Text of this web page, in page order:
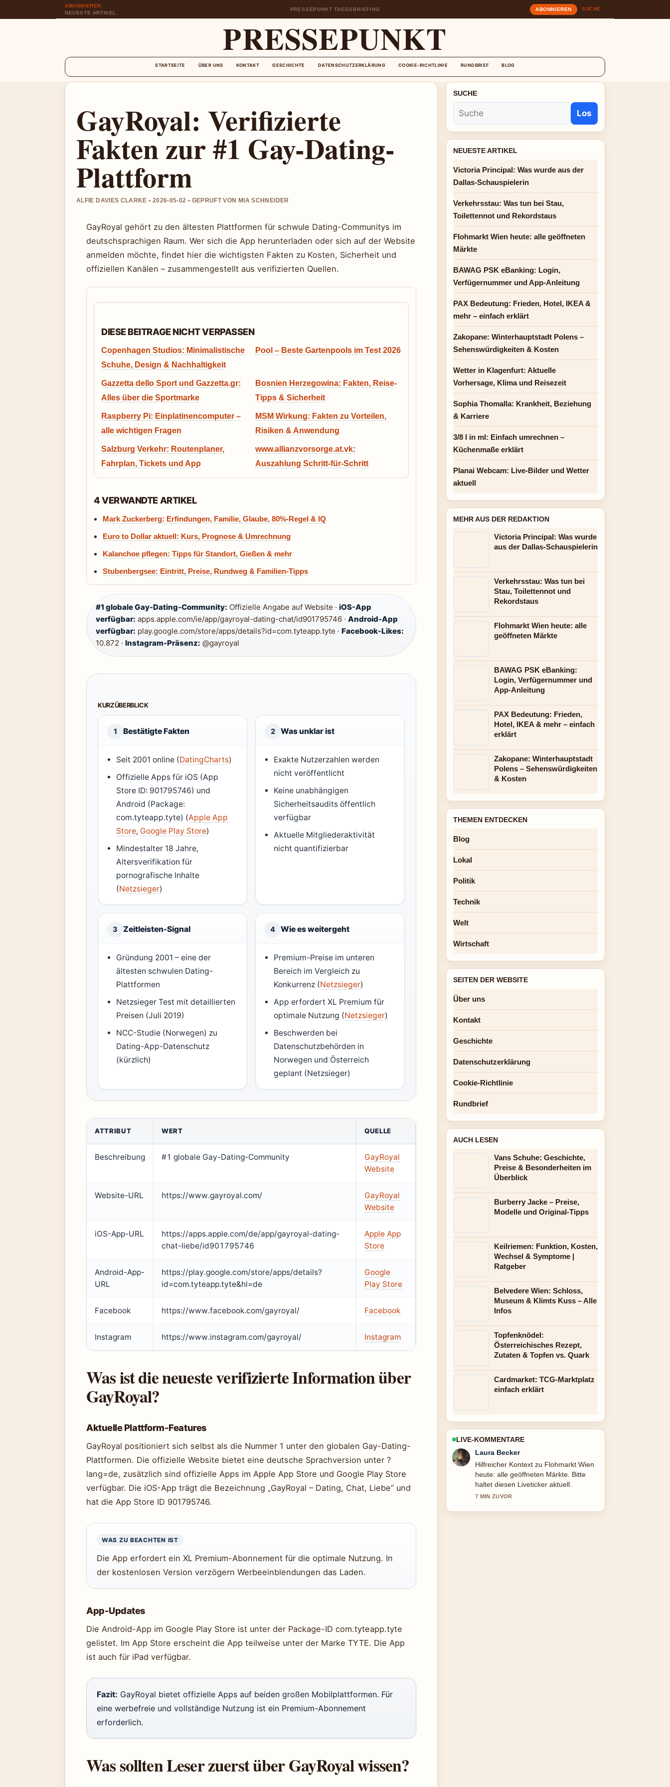
ABONNIEREN
NEUESTE ARTIKEL
PRESSEPUNKT TAGESBRIEFING ABONNIEREN SUCHE
PRESSEPUNKT
STARTSEITE ÜBER UNS KONTAKT GESCHICHTE DATENSCHUTZERKLÄRUNG COOKIE-RICHTLINIE RUNDBRIEF BLOG
GayRoyal: Verifizierte
Fakten zur #1 Gay-Dating-
Plattform
ALFIE DAVIES CLARKE • 2026-05-02 • GEPRUFT VON MIA SCHNEIDER
GayRoyal gehört zu den ältesten Plattformen für schwule Dating-Communitys im
deutschsprachigen Raum. Wer sich die App herunterladen oder sich auf der Website
anmelden möchte, findet hier die wichtigsten Fakten zu Kosten, Sicherheit und
offiziellen Kanälen – zusammengestellt aus verifizierten Quellen.
DIESE BEITRAGE NICHT VERPASSEN
Copenhagen Studios: Minimalistische
Schuhe, Design & Nachhaltigkeit
Pool – Beste Gartenpools im Test 2026
Gazzetta dello Sport und Gazzetta.gr:
Alles über die Sportmarke
Bosnien Herzegowina: Fakten, Reise-
Tipps & Sicherheit
Raspberry Pi: Einplatinencomputer –
alle wichtigen Fragen
MSM Wirkung: Fakten zu Vorteilen,
Risiken & Anwendung
Salzburg Verkehr: Routenplaner,
Fahrplan, Tickets und App
www.allianzvorsorge.at.vk:
Auszahlung Schritt-für-Schritt
4 VERWANDTE ARTIKEL
Mark Zuckerberg: Erfindungen, Familie, Glaube, 80%-Regel & IQ
Euro to Dollar aktuell: Kurs, Prognose & Umrechnung
Kalanchoe pflegen: Tipps für Standort, Gießen & mehr
Stubenbergsee: Eintritt, Preise, Rundweg & Familien-Tipps
#1 globale Gay-Dating-Community: Offizielle Angabe auf Website · iOS-App
verfügbar: apps.apple.com/ie/app/gayroyal-dating-chat/id901795746 · Android-App
verfügbar: play.google.com/store/apps/details?id=com.tyteapp.tyte · Facebook-Likes:
10.872 · Instagram-Präsenz: @gayroyal
KURZÜBERBLICK
1 Bestätigte Fakten
Seit 2001 online (DatingCharts)
Offizielle Apps für iOS (App
Store ID: 901795746) und
Android (Package:
com.tyteapp.tyte) (Apple App
Store, Google Play Store)
Mindestalter 18 Jahre,
Altersverifikation für
pornografische Inhalte
(Netzsieger)
2 Was unklar ist
Exakte Nutzerzahlen werden
nicht veröffentlicht
Keine unabhängigen
Sicherheitsaudits öffentlich
verfügbar
Aktuelle Mitgliederaktivität
nicht quantifizierbar
3 Zeitleisten-Signal
Gründung 2001 – eine der
ältesten schwulen Dating-
Plattformen
Netzsieger Test mit detaillierten
Preisen (Juli 2019)
NCC-Studie (Norwegen) zu
Dating-App-Datenschutz
(kürzlich)
4 Wie es weitergeht
Premium-Preise im unteren
Bereich im Vergleich zu
Konkurrenz (Netzsieger)
App erfordert XL Premium für
optimale Nutzung (Netzsieger)
Beschwerden bei
Datenschutzbehörden in
Norwegen und Österreich
geplant (Netzsieger)
ATTRIBUT WERT QUELLE
Beschreibung #1 globale Gay-Dating-Community
GayRoyal
Website
Website-URL https://www.gayroyal.com/
GayRoyal
Website
iOS-App-URL
https://apps.apple.com/de/app/gayroyal-dating-
chat-liebe/id901795746
Apple App
Store
Android-App-
URL
https://play.google.com/store/apps/details?
id=com.tyteapp.tyte&hl=de
Google
Play Store
Facebook https://www.facebook.com/gayroyal/ Facebook
Instagram https://www.instagram.com/gayroyal/ Instagram
Was ist die neueste verifizierte Information über
GayRoyal?
Aktuelle Plattform-Features
GayRoyal positioniert sich selbst als die Nummer 1 unter den globalen Gay-Dating-
Plattformen. Die offizielle Website bietet eine deutsche Sprachversion unter ?
lang=de, zusätzlich sind offizielle Apps im Apple App Store und Google Play Store
verfügbar. Die iOS-App trägt die Bezeichnung „GayRoyal – Dating, Chat, Liebe” und
hat die App Store ID 901795746.
WAS ZU BEACHTEN IST
Die App erfordert ein XL Premium-Abonnement für die optimale Nutzung. In
der kostenlosen Version verzögern Werbeeinblendungen das Laden.
App-Updates
Die Android-App im Google Play Store ist unter der Package-ID com.tyteapp.tyte
gelistet. Im App Store erscheint die App teilweise unter der Marke TYTE. Die App
ist auch für iPad verfügbar.
Fazit: GayRoyal bietet offizielle Apps auf beiden großen Mobilplattformen. Für
eine werbefreie und vollständige Nutzung ist ein Premium-Abonnement
erforderlich.
Was sollten Leser zuerst über GayRoyal wissen?
SUCHE
Los
NEUESTE ARTIKEL
Victoria Principal: Was wurde aus der
Dallas-Schauspielerin
Verkehrsstau: Was tun bei Stau,
Toilettennot und Rekordstaus
Flohmarkt Wien heute: alle geöffneten
Märkte
BAWAG PSK eBanking: Login,
Verfügernummer und App-Anleitung
PAX Bedeutung: Frieden, Hotel, IKEA &
mehr – einfach erklärt
Zakopane: Winterhauptstadt Polens –
Sehenswürdigkeiten & Kosten
Wetter in Klagenfurt: Aktuelle
Vorhersage, Klima und Reisezeit
Sophia Thomalla: Krankheit, Beziehung
& Karriere
3/8 l in ml: Einfach umrechnen –
Küchenmaße erklärt
Planai Webcam: Live-Bilder und Wetter
aktuell
MEHR AUS DER REDAKTION
Victoria Principal: Was wurde
aus der Dallas-Schauspielerin
Verkehrsstau: Was tun bei
Stau, Toilettennot und
Rekordstaus
Flohmarkt Wien heute: alle
geöffneten Märkte
BAWAG PSK eBanking:
Login, Verfügernummer und
App-Anleitung
PAX Bedeutung: Frieden,
Hotel, IKEA & mehr – einfach
erklärt
Zakopane: Winterhauptstadt
Polens – Sehenswürdigkeiten
& Kosten
THEMEN ENTDECKEN
Blog
Lokal
Politik
Technik
Welt
Wirtschaft
SEITEN DER WEBSITE
Über uns
Kontakt
Geschichte
Datenschutzerklärung
Cookie-Richtlinie
Rundbrief
AUCH LESEN
Vans Schuhe: Geschichte,
Preise & Besonderheiten im
Überblick
Burberry Jacke – Preise,
Modelle und Original-Tipps
Keilriemen: Funktion, Kosten,
Wechsel & Symptome |
Ratgeber
Belvedere Wien: Schloss,
Museum & Klimts Kuss – Alle
Infos
Topfenknödel:
Österreichisches Rezept,
Zutaten & Topfen vs. Quark
Cardmarket: TCG-Marktplatz
einfach erklärt
LIVE-KOMMENTARE
Nico Hoffmann
Die Berichterstattung zu Victoria
Principal: Was wurde aus der Dallas-
Schauspielerin wirkt solide und sehr
gut nachvollziehbar.